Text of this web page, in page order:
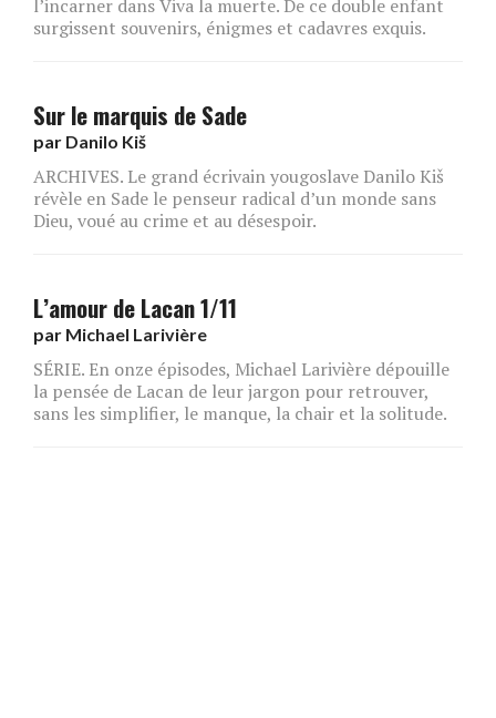
l’incarner dans Viva la muerte. De ce double enfant
surgissent souvenirs, énigmes et cadavres exquis.
Sur le marquis de Sade
par Danilo Kiš
ARCHIVES. Le grand écrivain yougoslave Danilo Kiš
révèle en Sade le penseur radical d’un monde sans
Dieu, voué au crime et au désespoir.
L’amour de Lacan 1/11
par Michael Larivière
SÉRIE. En onze épisodes, Michael Larivière dépouille
la pensée de Lacan de leur jargon pour retrouver,
sans les simplifier, le manque, la chair et la solitude.